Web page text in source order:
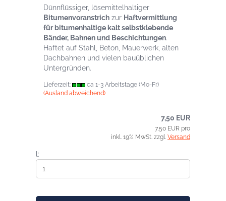
Dünnflüssiger, lösemittelhaltiger
Bitumenvoranstrich zur Haftvermittlung
für bitumenhaltige kalt selbstklebende
Bänder, Bahnen und Beschichtungen.
Haftet auf Stahl, Beton, Mauerwerk, alten
Dachbahnen und vielen bauüblichen
Untergründen.
Lieferzeit:
ca 1-3 Arbeitstage (Mo-Fr)
(Ausland abweichend)
7,50 EUR
7,50 EUR pro
inkl. 19% MwSt. zzgl. Versand
l: